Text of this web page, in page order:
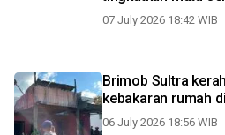
07 July 2026 18:42 WIB
Brimob Sultra
kebakaran rumah
06 July 2026 18:56 WIB